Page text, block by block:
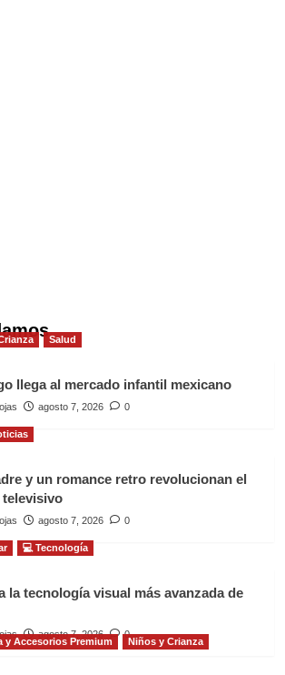
Salud
llega al mercado infantil mexicano
agosto 7, 2026 0
y un romance retro revolucionan el
agosto 7, 2026 0
💻 Tecnología
la tecnología visual más avanzada de
agosto 7, 2026 0
y Accesorios Premium
Niños y Crianza